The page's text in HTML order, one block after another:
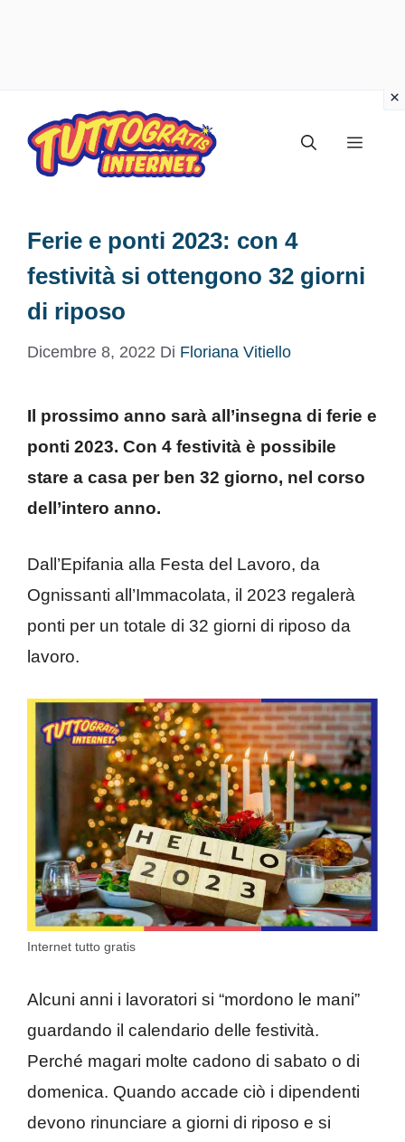
contenuto
Menu
Ferie e ponti 2023: con 4
festività si ottengono 32 giorni
di riposo
Dicembre 8, 2022 Di Floriana Vitiello
Il prossimo anno sarà all’insegna di ferie e
ponti 2023. Con 4 festività è possibile
stare a casa per ben 32 giorno, nel corso
dell’intero anno.
Dall’Epifania alla Festa del Lavoro, da
Ognissanti all’Immacolata, il 2023 regalerà
ponti per un totale di 32 giorni di riposo da
lavoro.
Internet tutto gratis
Alcuni anni i lavoratori si “mordono le mani”
guardando il calendario delle festività.
Perché magari molte cadono di sabato o di
domenica. Quando accade ciò i dipendenti
devono rinunciare a giorni di riposo e si